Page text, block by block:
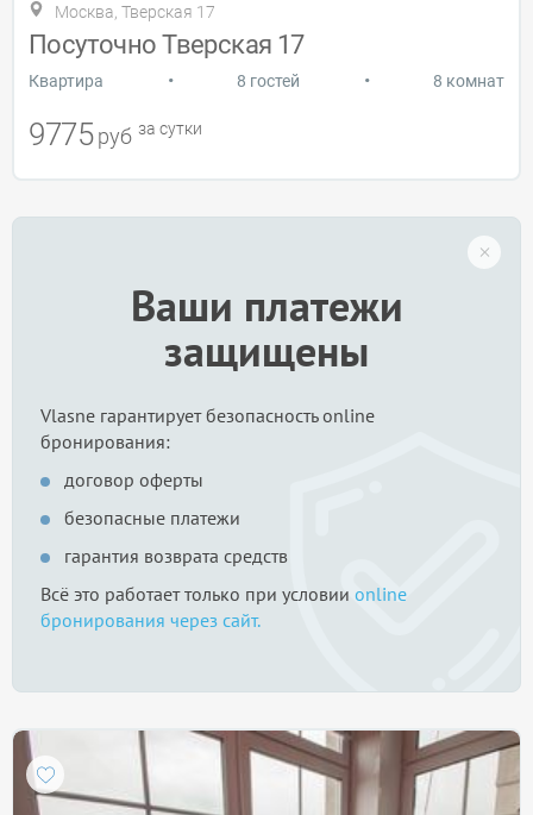
Москва, Тверская 17
Посуточно Тверская 17
Квартира • 8 гостей • 8 комнат
9775 руб за сутки
Ваши платежи
защищены
Vlasne гарантирует безопасность online
бронирования:
договор оферты
безопасные платежи
гарантия возврата средств
Всё это работает только при условии online
бронирования через сайт.